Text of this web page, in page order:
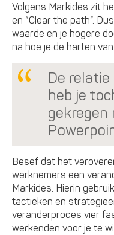
Volgens Markides zit
en “Clear the path”.
waarde en je hogere
na hoe je de harten
De
heb je
gekregen
Besef dat het
werknemers een
Markides. Hierin
tactieken en
veranderproces vier
werkenden voor je te